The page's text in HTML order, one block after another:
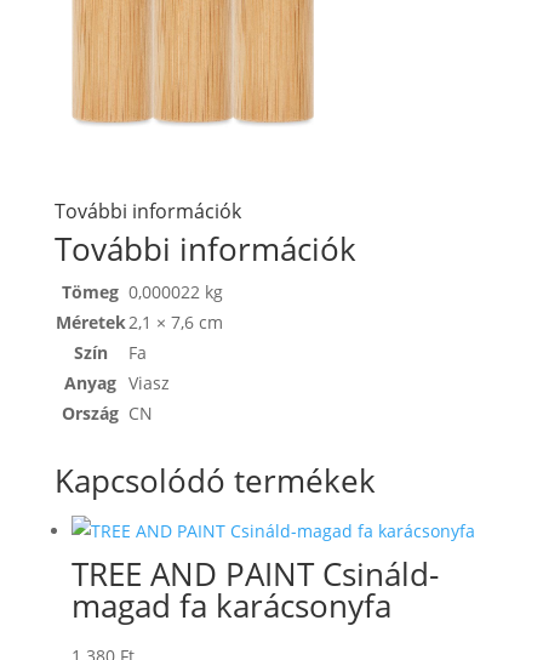
További információk
További információk
Tömeg 0,000022 kg
Méretek 2,1 × 7,6 cm
Szín
Fa
Anyag Viasz
Ország CN
Kapcsolódó termékek
TREE AND PAINT Csináld-
magad fa karácsonyfa